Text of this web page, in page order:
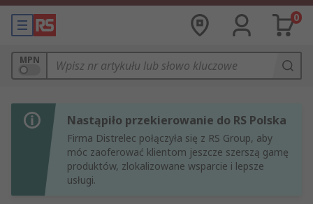
0
MPN
Nastąpiło przekierowanie do RS Polska
Firma Distrelec połączyła się z RS Group, aby
móc zaoferować klientom jeszcze szerszą gamę
produktów, zlokalizowane wsparcie i lepsze
usługi.